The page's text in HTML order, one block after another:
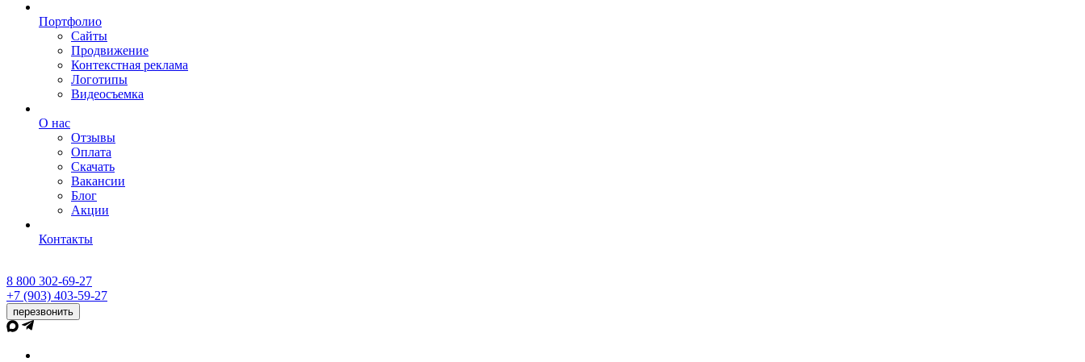
Портфолио
Сайты
Продвижение
Контекстная реклама
Логотипы
Видеосъемка
О нас
Отзывы
Оплата
Скачать
Вакансии
Блог
Акции
Контакты
8 800 302-69-27
+7 (903) 403-59-27
перезвонить